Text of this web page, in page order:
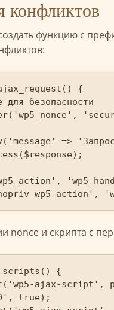
конфликтов
функцию с
{
nonce и скрипта с
{
true);